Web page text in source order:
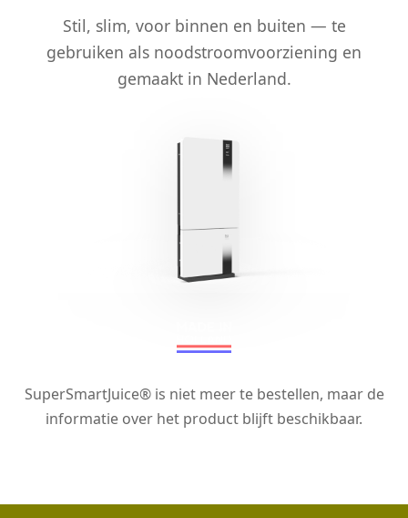
Stil, slim, voor binnen en buiten — te
gebruiken als noodstroomvoorziening en
gemaakt in Nederland.
SuperSmartJuice® is niet meer te bestellen, maar de
informatie over het product blijft beschikbaar.